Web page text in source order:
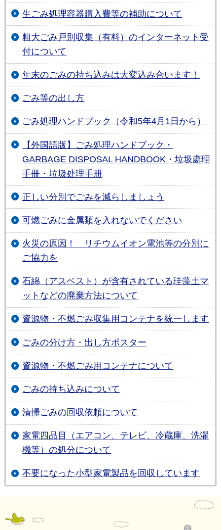
生ごみ処理容器購入費等の補助について
粗大ごみ戸別収集（有料）のインターネット受
付について
年末のごみの持ち込みは大変込み合います！
ごみ等の出し方
ごみ処理ハンドブック（令和5年4月1日から）
【外国語版】ごみ処理ハンドブック・
GARBAGE DISPOSAL HANDBOOK・垃圾處理
手冊・垃圾处理手册
正しい分別でごみを減らしましょう
可燃ごみに金属類を入れないでください
火災の原因！ リチウムイオン電池等の分別に
ご協力を
石綿（アスベスト）が含有されている珪藻土マ
ットなどの廃棄方法について
資源物・不燃ごみ収集用コンテナを統一します
ごみの分け方・出し方ポスター
資源物・不燃ごみ用コンテナについて
ごみの持ち込みについて
清掃ごみの回収依頼について
家電四品目（エアコン、テレビ、冷蔵庫、洗濯
機等）の処分について
不要になった小型家電製品を回収しています